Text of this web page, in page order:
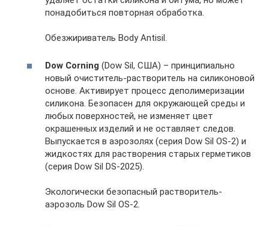
понадобиться повторная обработка.
Обезжириватель Body Antisil.
Dow Corning (Dow Sil, США) – принципиально
новый очиститель-растворитель на силиконовой
основе. Активирует процесс деполимеризации
силикона. Безопасен для окружающей среды и
любых поверхностей, не изменяет цвет
окрашенных изделий и не оставляет следов.
Выпускается в аэрозолях (серия Dow Sil OS-2) и
жидкостях для растворения старых герметиков
(серия Dow Sil DS-2025).
Экологически безопасный растворитель-
аэрозоль Dow Sil OS-2.